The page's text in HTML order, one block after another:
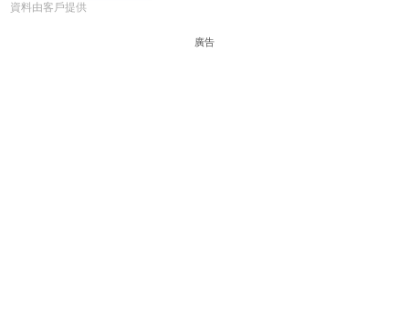
資料由客戶提供
廣告